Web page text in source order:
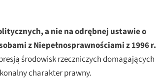
a nie na odrębnej ustawie o
z Niepełnosprawnościami z 1996 r.
środowisk rzeczniczych domagających
charakter prawny.